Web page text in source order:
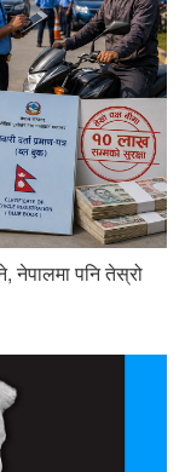
नेपालमा पनि तेस्रो